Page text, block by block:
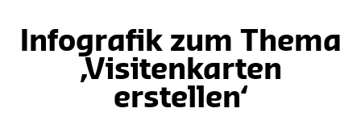
Infografik zum Thema
‚Visitenkarten
erstellen‘